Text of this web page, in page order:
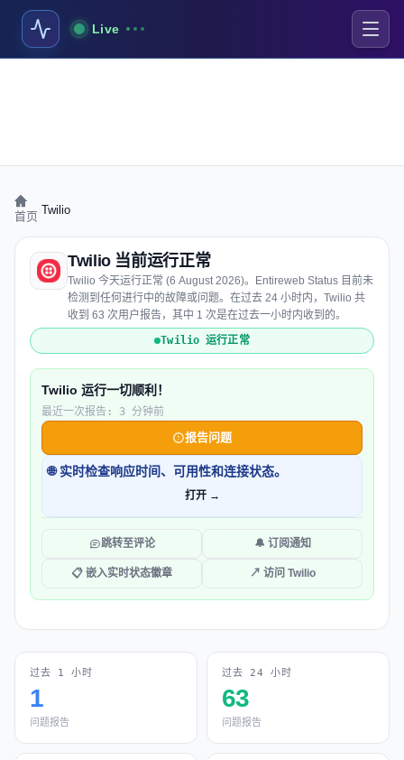
Live
首页 Twilio
Twilio 当前运行正常
Twilio 今天运行正常 (6 August 2026)。Entireweb Status 目前未
检测到任何进行中的故障或问题。在过去 24 小时内，Twilio 共
收到 63 次用户报告，其中 1 次是在过去一小时内收到的。
Twilio 运行正常
Twilio 运行一切顺利！
最近一次报告: 3 分钟前
报告问题
🌐 实时检查响应时间、可用性和连接状态。
打开 →
跳转至评论 🔔 订阅通知
📋 嵌入实时状态徽章 ↗ 访问 Twilio
过去 1 小时
1
问题报告
过去 24 小时
63
问题报告